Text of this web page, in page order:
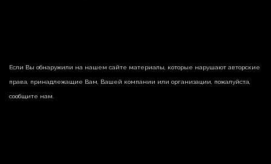
Если Вы обнаружили на нашем сайте материалы, которые нарушают авторские
права, принадлежащие Вам, Вашей компании или организации, пожалуйста,
сообщите нам.